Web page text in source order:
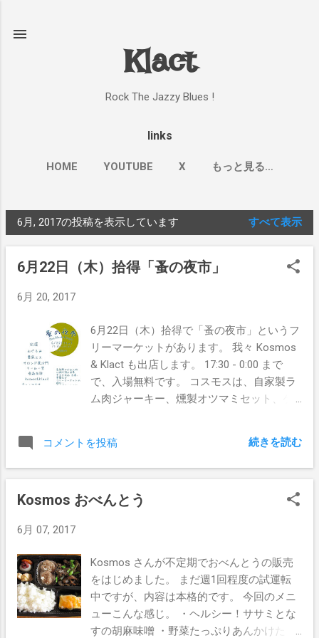
Klact
Rock The Jazzy Blues !
links
HOME YOUTUBE X もっと見る…
投
6月, 2017の投稿を表示しています すべて表示
6月22日（木）拾得「蚤の夜市」
6月 20, 2017
6月22日（木）拾得で「蚤の夜市」というフ
リーマーケットがあります。 我々 Kosmos
& Klact も出店します。 17:30 - 0:00 まで
で、入場無料です。 コスモスは、自家製ラ
ム肉ジャーキー、燻製オツマミセット、ケ
ーツ、手作りボトルネック、レコード、CD
等を出します。 他にもたくさん出店があり
料理が出るそうです。 楽しい夜になると思
コメントを投稿 続きを読む
Kosmos おべんとう
6月 07, 2017
Kosmos さんが不定期でおべんとうの販売
をはじめました。 まだ週1回程度の試運転
中ですが、内容は本格的です。 今回のメニ
ューこんな感じ。 ・ヘルシー！ササミとな
すの胡麻味噌 ・野菜たっぷりあんかけたま